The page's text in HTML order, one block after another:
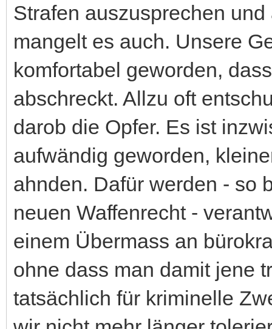
Strafen auszusprechen
mangelt es auch. Unsere
komfortabel geworden,
abschreckt. Allzu oft
darob die Opfer. Es ist
aufwändig geworden,
ahnden. Dafür werden - so
neuen Waffenrecht -
einem Übermass an
ohne dass man damit jene
tatsächlich für kriminelle